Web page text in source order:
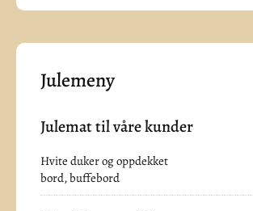
Julemeny
Julemat til våre kunder
Hvite duker og oppdekket
bord, buffebord